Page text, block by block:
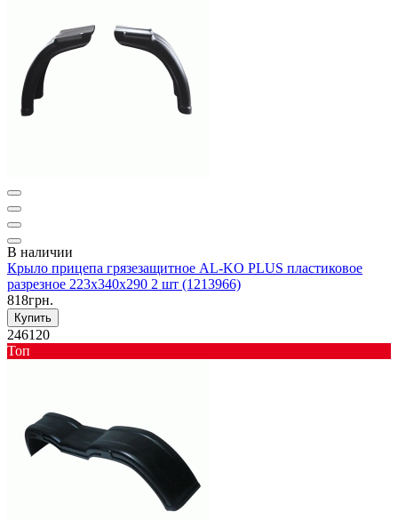
В наличии
Крыло прицепа грязезащитное AL-KO PLUS пластиковое
разрезное 223х340х290 2 шт (1213966)
818грн.
Купить
246120
Toп